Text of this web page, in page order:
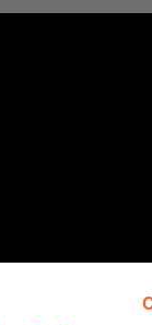
des conseils